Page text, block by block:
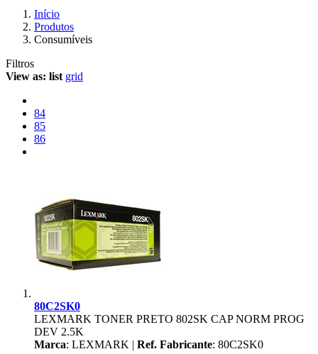
Início
Produtos
Consumíveis
Filtros
View as: list grid
84
85
86
80C2SK0
LEXMARK TONER PRETO 802SK CAP NORM PROG
DEV 2.5K
Marca: LEXMARK | Ref. Fabricante: 80C2SK0